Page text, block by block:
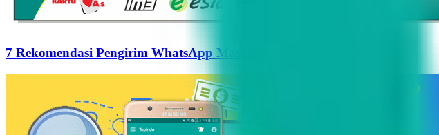
7 Rekomendasi Pengirim WhatsApp Massal Terbaik di Indonesia